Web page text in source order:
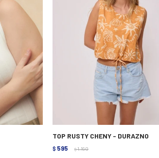
TOP RUSTY CHENY - DURAZNO
$ 595 $ 1.190